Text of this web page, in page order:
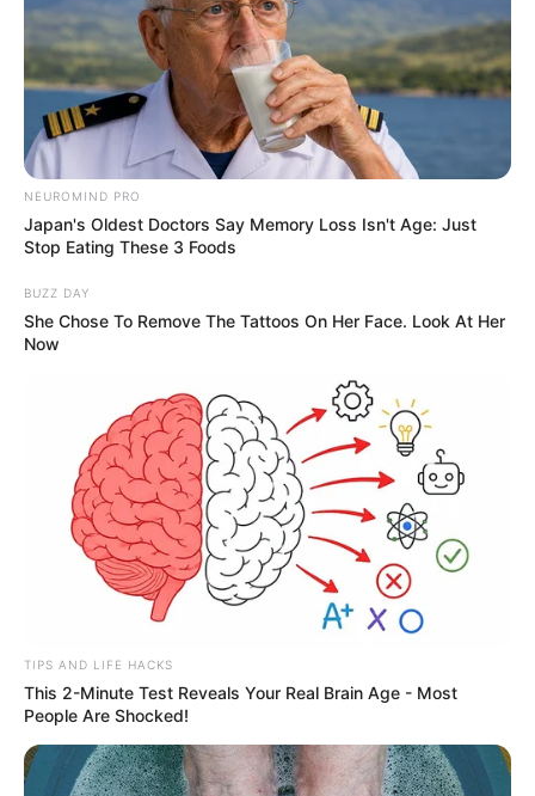
NEUROMIND PRO
Japan's Oldest Doctors Say Memory Loss Isn't Age: Just
Stop Eating These 3 Foods
BUZZ DAY
She Chose To Remove The Tattoos On Her Face. Look At Her
Now
TIPS AND LIFE HACKS
This 2-Minute Test Reveals Your Real Brain Age - Most
People Are Shocked!